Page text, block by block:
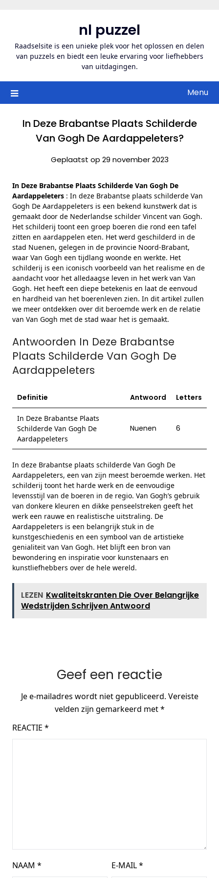
inhoud
nl puzzel
Raadselsite is een unieke plek voor het oplossen en delen
van puzzels en biedt een leuke ervaring voor liefhebbers
van uitdagingen.
Menu
In Deze Brabantse Plaats Schilderde
Van Gogh De Aardappeleters?
Geplaatst op 29 november 2023
In Deze Brabantse Plaats Schilderde Van Gogh De
Aardappeleters : In deze Brabantse plaats schilderde Van
Gogh De Aardappeleters is een bekend kunstwerk dat is
gemaakt door de Nederlandse schilder Vincent van Gogh.
Het schilderij toont een groep boeren die rond een tafel
zitten en aardappelen eten. Het werd geschilderd in de
stad Nuenen, gelegen in de provincie Noord-Brabant,
waar Van Gogh een tijdlang woonde en werkte. Het
schilderij is een iconisch voorbeeld van het realisme en de
aandacht voor het alledaagse leven in het werk van Van
Gogh. Het heeft een diepe betekenis en laat de eenvoud
en hardheid van het boerenleven zien. In dit artikel zullen
we meer ontdekken over dit beroemde werk en de relatie
van Van Gogh met de stad waar het is gemaakt.
Antwoorden In Deze Brabantse
Plaats Schilderde Van Gogh De
Aardappeleters
Definitie Antwoord Letters
In Deze Brabantse Plaats
Schilderde Van Gogh De
Aardappeleters
Nuenen 6
In deze Brabantse plaats schilderde Van Gogh De
Aardappeleters, een van zijn meest beroemde werken. Het
schilderij toont het harde werk en de eenvoudige
levensstijl van de boeren in de regio. Van Gogh’s gebruik
van donkere kleuren en dikke penseelstreken geeft het
werk een rauwe en realistische uitstraling. De
Aardappeleters is een belangrijk stuk in de
kunstgeschiedenis en een symbool van de artistieke
genialiteit van Van Gogh. Het blijft een bron van
bewondering en inspiratie voor kunstenaars en
kunstliefhebbers over de hele wereld.
LEZEN Kwaliteitskranten Die Over Belangrijke
Wedstrijden Schrijven Antwoord
Geef een reactie
Je e-mailadres wordt niet gepubliceerd. Vereiste
velden zijn gemarkeerd met*
REACTIE *
NAAM * E-MAIL*